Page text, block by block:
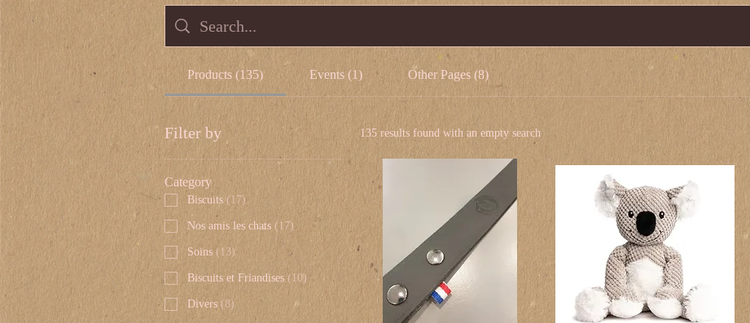
Products (135) Events (1) Other Pages (8)
Filter by
Category
Biscuits ( 17)
Nos amis les chats (17)
Soins ( 13)
Biscuits et Friandises (10)
Divers (8)
135 results found with an empty search